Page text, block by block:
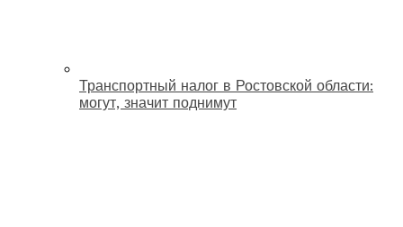
Транспортный налог в Ростовской области:
могут, значит поднимут